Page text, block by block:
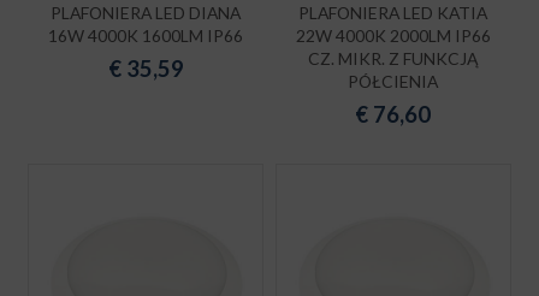
PLAFONIERA LED DIANA
16W 4000K 1600LM IP66
€ 35,59
PLAFONIERA LED KATIA
22W 4000K 2000LM IP66
CZ. MIKR. Z FUNKCJĄ
PÓŁCIENIA
€ 76,60